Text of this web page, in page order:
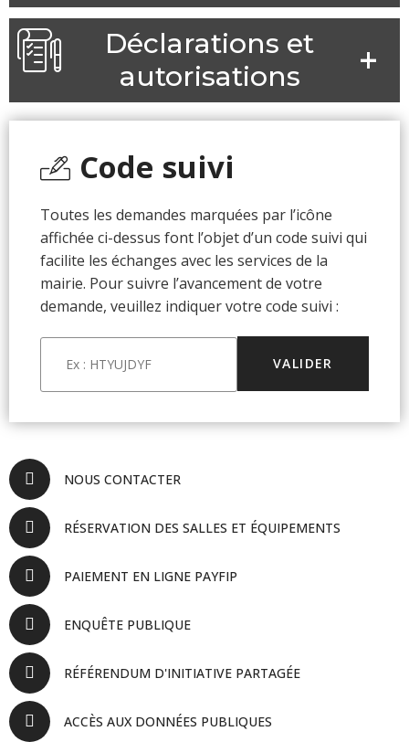
Code suivi
Toutes les demandes marquées par l’icône
affichée ci-dessus font l’objet d’un code suivi qui
facilite les échanges avec les services de la
mairie. Pour suivre l’avancement de votre
demande, veuillez indiquer votre code suivi :
NOUS CONTACTER
RÉSERVATION DES SALLES ET ÉQUIPEMENTS
PAIEMENT EN LIGNE PAYFIP
ENQUÊTE PUBLIQUE
RÉFÉRENDUM D'INITIATIVE PARTAGÉE
ACCÈS AUX DONNÉES PUBLIQUES
Déclarations et
autorisations